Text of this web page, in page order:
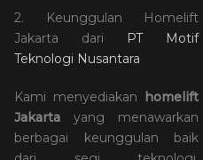
2. Keunggulan Homelift
Jakarta dari
PT Motif
Teknologi Nusantara
Kami menyediakan
homelift
Jakarta yang menawarkan
berbagai keunggulan baik